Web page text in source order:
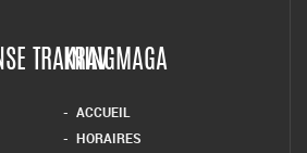
TRAINING
KRAV MAGA
ACCUEIL
HORAIRES